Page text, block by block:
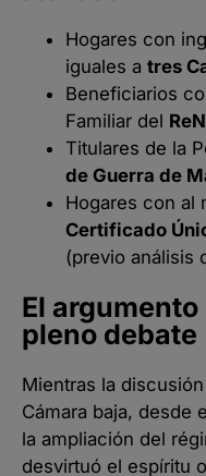
Hogares con
iguales a tres
Beneficiarios
Familiar del
Titulares de la
de Guerra de
Hogares con al
Certificado
(previo análisis
El
pleno debate
Mientras la
Cámara baja, desde
la ampliación del
desvirtuó el espíritu